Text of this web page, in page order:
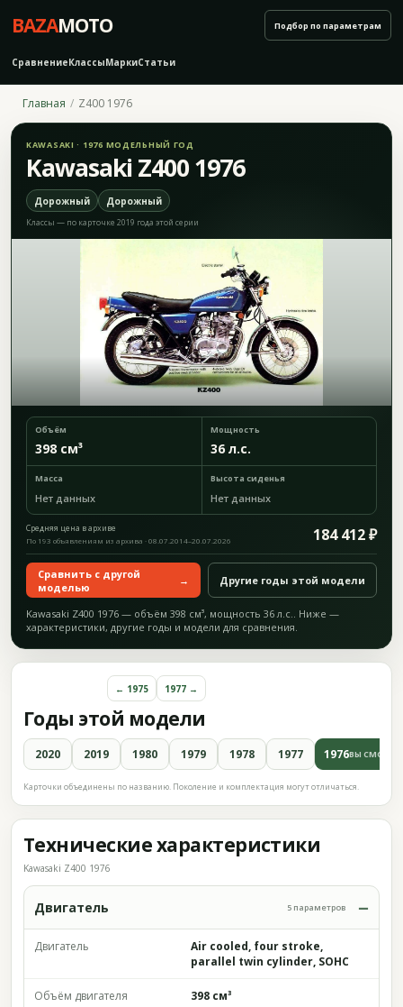
BAZAMOTO
СравнениеКлассыМаркиСтатьи
Подбор по параметрам
Главная Z400 1976
KAWASAKI · 1976 МОДЕЛЬНЫЙ ГОД
Kawasaki Z400 1976
Дорожный Дорожный
Классы — по карточке 2019 года этой серии
Объём
398 см³
Мощность
36 л.с.
Масса
Нет данных
Высота сиденья
Нет данных
Средняя цена в архиве 184 412 ₽
По 193 объявлениям из архива · 08.07.2014–20.07.2026
Сравнить с другой
моделью
→ Другие годы этой модели
Kawasaki Z400 1976 — объём 398 см³, мощность 36 л.с.. Ниже —
характеристики, другие годы и модели для сравнения.
Годы этой модели
← 1975 1977 →
2020 2019 1980 1979 1978 1977 1976ВЫ
Карточки объединены по названию. Поколение и комплектация могут отличаться.
Технические характеристики
Kawasaki Z400 1976
Двигатель 5 параметров
Двигатель
Air cooled, four stroke,
parallel twin cylinder, SOHC
Объём двигателя 398 см³